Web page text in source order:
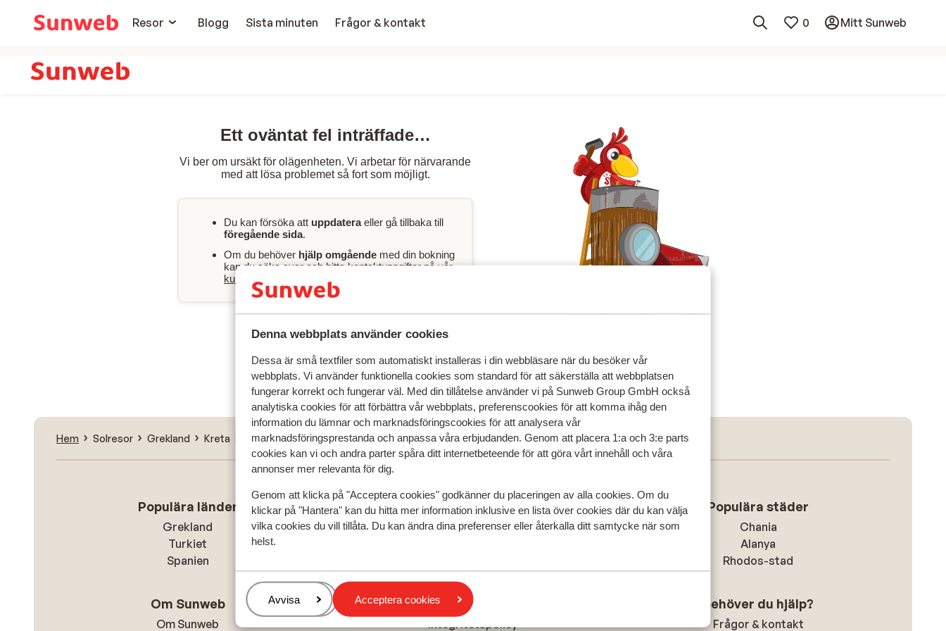
Denna webbplats använder cookies
Dessa är små textfiler som automatiskt installeras i din webbläsare när du besöker vår
webbplats. Vi använder funktionella cookies som standard för att säkerställa att webbplatsen
fungerar korrekt och fungerar väl. Med din tillåtelse använder vi på Sunweb Group GmbH också
analytiska cookies för att förbättra vår webbplats, preferenscookies för att komma ihåg den
information du lämnar och marknadsföringscookies för att analysera vår
marknadsföringsprestanda och anpassa våra erbjudanden. Genom att placera 1:a och 3:e parts
cookies kan vi och andra parter spåra ditt internetbeteende för att göra vårt innehåll och våra
annonser mer relevanta för dig.
Genom att klicka på "Acceptera cookies" godkänner du placeringen av alla cookies. Om du
klickar på "Hantera" kan du hitta mer information inklusive en lista över cookies där du kan välja
vilka cookies du vill tillåta. Du kan ändra dina preferenser eller återkalla ditt samtycke när som
helst.
Hantera
Avvisa Acceptera cookies
Resor
Blogg Sista minuten Frågor & kontakt 0 Mitt Sunweb
Ett oväntat fel inträffade…
Vi ber om ursäkt för olägenheten. Vi arbetar för närvarande
med att lösa problemet så fort som möjligt.
Du kan försöka att uppdateraeller gå tillbaka till
föregående sida.
Om du behöver hjälp omgående med din bokning
kan du söka svar och hitta kontaktuppgifter på vår
kundservicesida
Sök & boka
Hem Solresor Grekland Kreta Stalis Fan Village
Populära länder
Grekland
Turkiet
Spanien
Populära regioner
Kreta
Populära städer
Chania
Alanya
Rhodos-stad
Om Sunweb
Om Sunweb
Integritetspolicy och cookies
Integritetspolicy
Behöver du hjälp?
Frågor & kontakt